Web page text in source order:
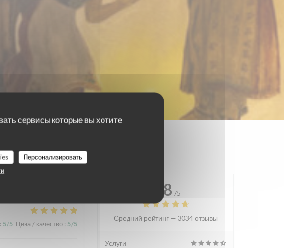
сервисы которые вы хотите
Персонализировать
: 5/5 Цена / качество : 5/5
4.8 /5
Средний рейтинг — 3034 отзывы
Услуги